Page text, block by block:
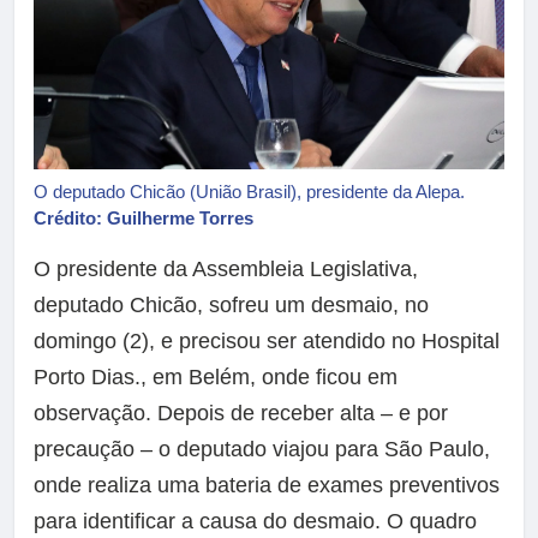
O deputado Chicão (União Brasil), presidente da Alepa.
Crédito: Guilherme Torres
O presidente da Assembleia Legislativa,
deputado Chicão, sofreu um desmaio, no
domingo (2), e precisou ser atendido no Hospital
Porto Dias., em Belém, onde ficou em
observação. Depois de receber alta – e por
precaução – o deputado viajou para São Paulo,
onde realiza uma bateria de exames preventivos
para identificar a causa do desmaio. O quadro